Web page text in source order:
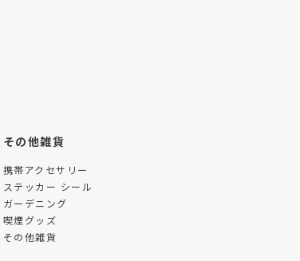
その他雑貨
携帯アクセサリー
ステッカー シール
ガーデニング
喫煙グッズ
その他雑貨